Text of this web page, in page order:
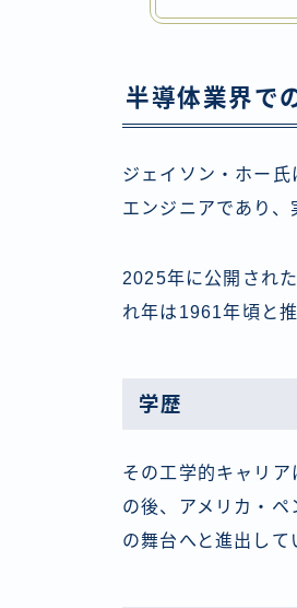
半導体業界で
ジェイソン・ホー
エンジニアであり、
2025年に公開され
れ年は1961年頃と推
学歴
その工学的キャリ
の後、アメリカ・
の舞台へと進出して